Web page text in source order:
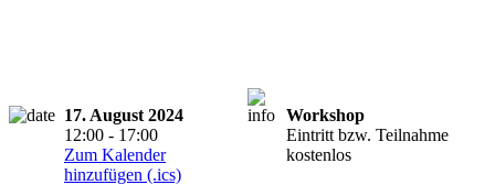
17. August 2024
12:00 - 17:00
Zum Kalender
hinzufügen (.ics)
Workshop
Eintritt bzw. Teilnahme
kostenlos